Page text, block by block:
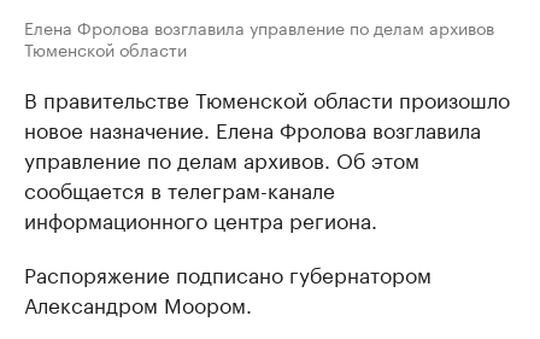
Елена Фролова возглавила управление по делам архивов
Тюменской области
В правительстве Тюменской области произошло
новое назначение. Елена Фролова возглавила
управление по делам архивов. Об этом
сообщается в телеграм-канале
информационного центра региона.
Распоряжение подписано губернатором
Александром Моором.